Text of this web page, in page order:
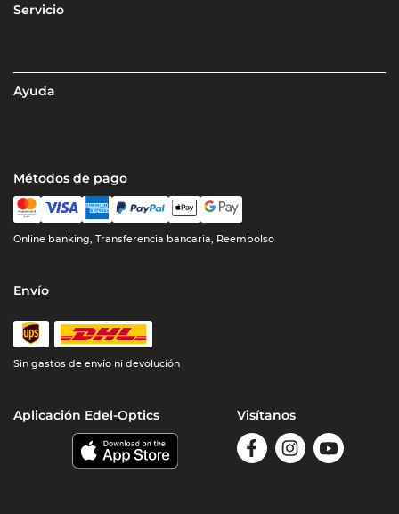
Servicio
Ayuda
Métodos de pago
Online banking, Transferencia bancaria, Reembolso
Envío
Sin gastos de envío ni devolución
Aplicación Edel-Optics Visítanos